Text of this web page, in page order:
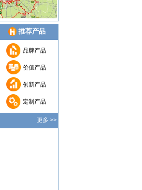
推荐产品
品牌产品
价值产品
创新产品
定制产品
更多 >>